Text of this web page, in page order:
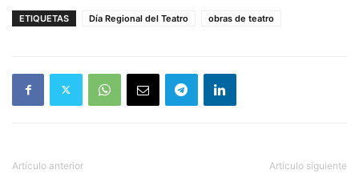
ETIQUETAS Día Regional del Teatro obras de teatro
Artículo anterior Artículo siguiente